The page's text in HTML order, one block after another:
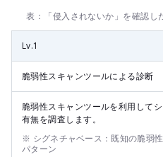
表：「侵入されないか」を確認し
Lv.1
脆弱性スキャンツールによる診断
脆弱性スキャンツールを利用して
有無を調査します。
※ シグネチャベース：既知の脆弱
パターン